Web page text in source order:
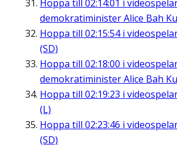
Hoppa till 02:14:01 i
demokratiminister Alice Bah
Hoppa till 02:15:54i
(SD)
Hoppa till 02:18:00 i
demokratiminister Alice Bah
Hoppa till 02:19:23 i
(L)
Hoppa till 02:23:46 i
(SD)